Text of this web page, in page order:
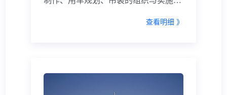
工、桥梁隧道、电力、冶金、钢结构等
查看明细 》